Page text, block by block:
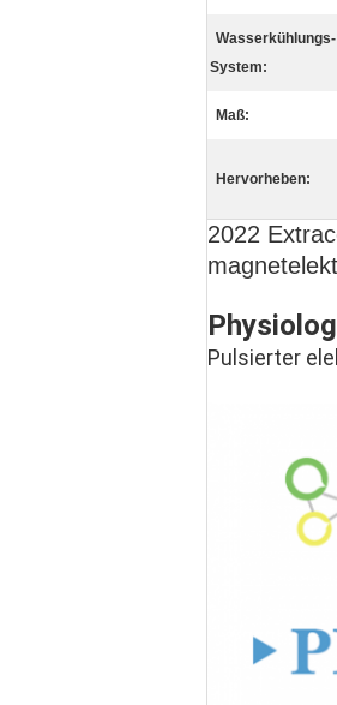
Wasserkühlungs-
System:
Maß:
Hervorheben:
2022
Pulsierter